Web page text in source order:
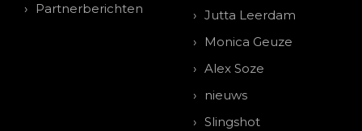
Partnerberichten
Jutta Leerdam
Monica Geuze
Alex Soze
nieuws
Slingshot